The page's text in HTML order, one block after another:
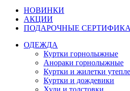
НОВИНКИ
АКЦИИ
ПОДАРОЧНЫЕ
ОДЕЖДА
Куртки горнолыжные
Анораки горнолыжные
Куртки и жилетки
Куртки и дождевики
Худи и толстовки